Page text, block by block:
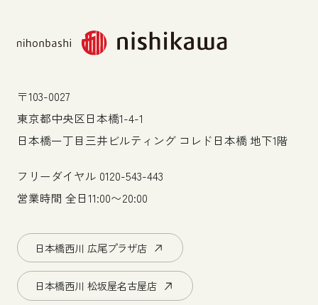
〒103-0027
東京都中央区日本橋1-4-1
日本橋一丁目三井ビルティング コレド日本橋 地下1階
フリーダイヤル 0120-543-443
営業時間 全日11:00〜20:00
日本橋西川 広尾プラザ店
日本橋西川 松坂屋名古屋店